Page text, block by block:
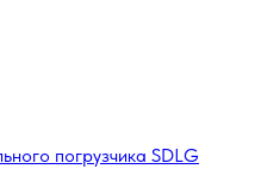
погрузчика SDLG